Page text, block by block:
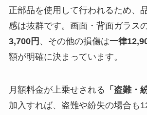
正部品を使用して行われるため、
感は抜群です。画面・背面ガラス
3,700円 、その他の損傷は一律
額が明確に決まっています。
月額料金が上乗せされる 「盗難・
加入すれば、盗難や紛失の場合も